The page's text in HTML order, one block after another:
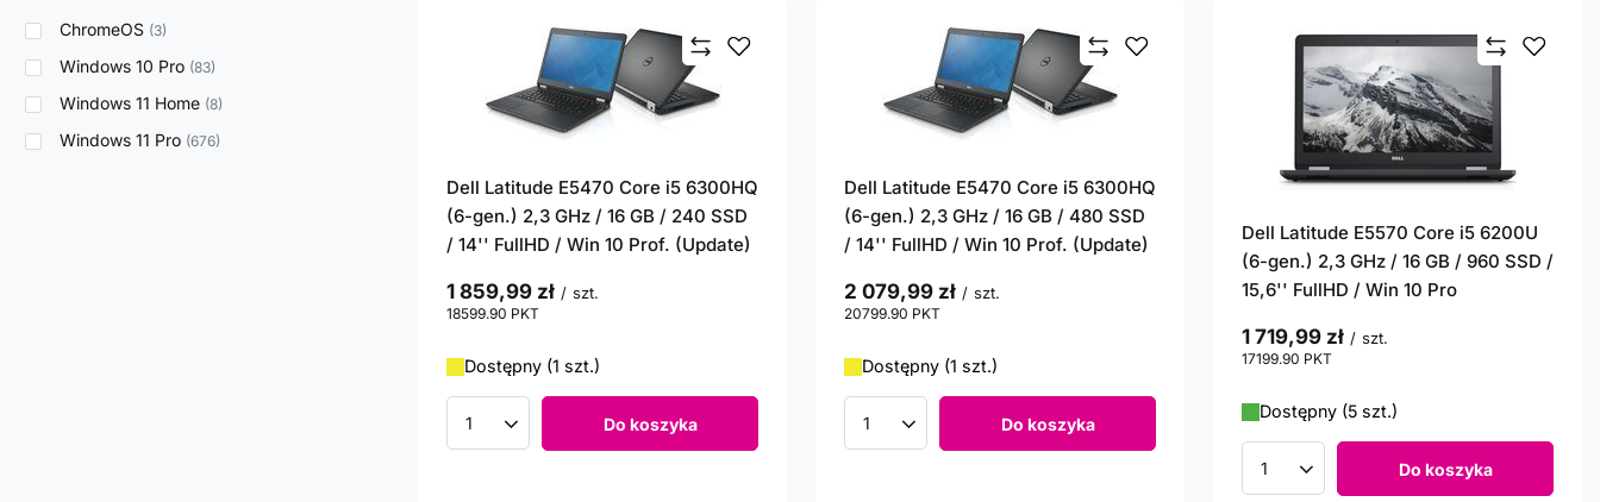
ChromeOS 3
Windows 10 Pro 83
Windows 11 Home 8
Windows 11 Pro 676
Dell Latitude E5470 Core i5 6300HQ
(6-gen.) 2,3 GHz / 16 GB / 240 SSD
/ 14'' FullHD / Win 10 Prof. (Update)
1 859,99 zł / szt.
18599.90 PKT
Dostępny (1 szt.)
Ilość produktów Do koszyka
Dell Latitude E5470 Core i5 6300HQ
(6-gen.) 2,3 GHz / 16 GB / 480 SSD
/ 14'' FullHD / Win 10 Prof. (Update)
2 079,99 zł / szt.
20799.90 PKT
Dostępny (1 szt.)
Ilość produktów Do koszyka
Dell Latitude E5570 Core i5 6200U
(6-gen.) 2,3 GHz / 16 GB / 960 SSD /
15,6'' FullHD / Win 10 Pro
1 719,99 zł / szt.
17199.90 PKT
Dostępny (5 szt.)
Ilość produktów Do koszyka